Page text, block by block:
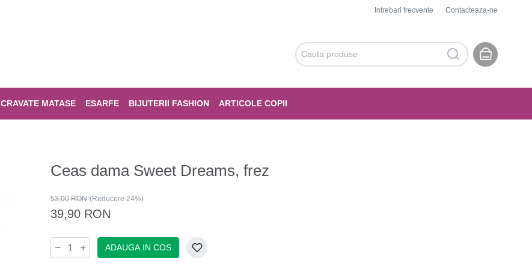
Intrebari frecvente Contacteaza-ne
CRAVATE MATASE ESARFE BIJUTERII FASHION ARTICOLE COPII
Ceas dama Sweet Dreams, frez
53,00 RON (Reducere 24%)
39,90 RON
ADAUGA IN COS